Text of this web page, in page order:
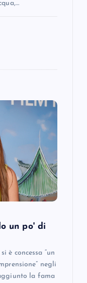
un po' di
è concessa “un
negli
la fama